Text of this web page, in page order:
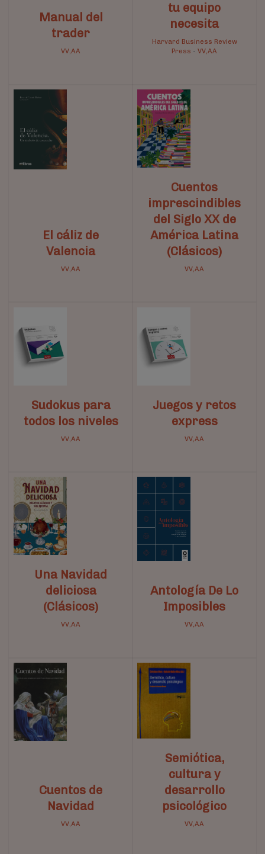
Manual del
trader
VV,AA
tu equipo
necesita
Harvard Business Review
Press - VV,AA
El cáliz de
Valencia
VV,AA
Cuentos
imprescindibles
del Siglo XX de
América Latina
(Clásicos)
VV,AA
Sudokus para
todos los niveles
VV,AA
Juegos y retos
express
VV,AA
Una Navidad
deliciosa
(Clásicos)
VV,AA
Antología De Lo
Imposibles
VV,AA
Cuentos de
Navidad
VV,AA
Semiótica,
cultura y
desarrollo
psicológico
VV,AA